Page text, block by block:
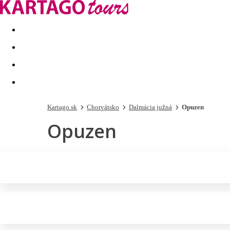
Last minute Dovolenkové kluby
Kartago.sk Chorvátsko Dalmácia južná Opuzen
Opuzen